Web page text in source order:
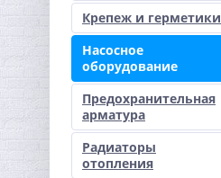
Крепеж и герметики
Насосное
оборудование
Предохранительная
арматура
Радиаторы
отопления